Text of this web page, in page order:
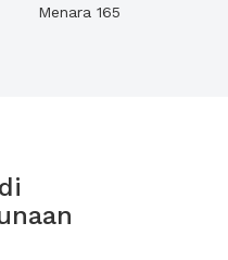
Menara 165